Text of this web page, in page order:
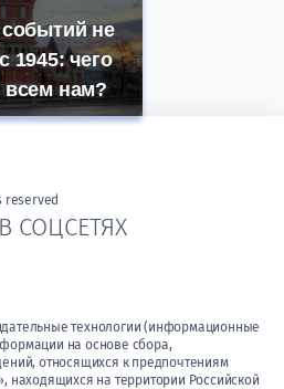
событий не
1945: чего
всем нам?
СОЦСЕТЯХ
технологии (информационные
на основе сбора,
относящихся к предпочтениям
находящихся на территории Российской
reserved